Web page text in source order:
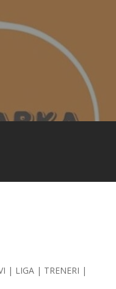
| LIGA | TRENERI |